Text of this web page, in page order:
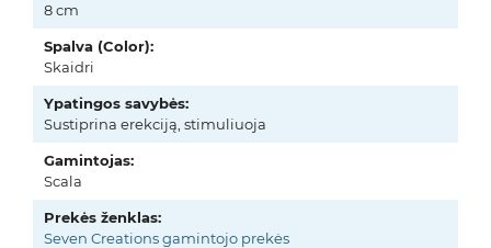
8 cm
Spalva (Color):
Skaidri
Ypatingos savybės:
Sustiprina erekciją, stimuliuoja
Gamintojas:
Scala
Prekės ženklas:
Seven Creations gamintojo prekės